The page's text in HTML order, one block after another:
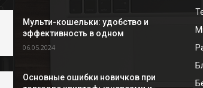
Мульти-кошельки: удобство и
эффективность в одном
06.05.2024
Основные ошибки новичков при